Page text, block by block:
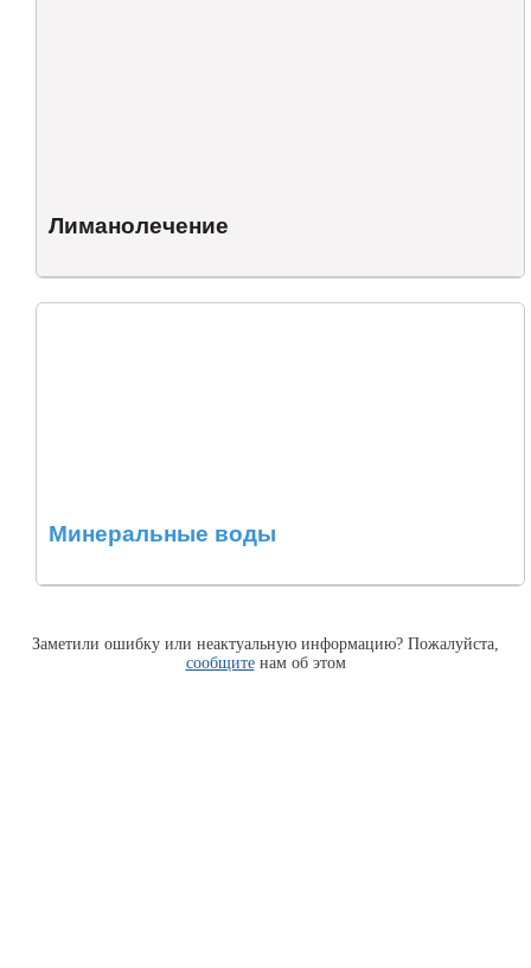
Лиманолечение
Минеральные воды
Заметили ошибку или неактуальную информацию? Пожалуйста,
сообщитенам об этом